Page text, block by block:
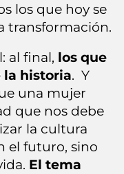
los que hoy se
transformación.
al final, los que
la historia. Y
una mujer
que nos debe
la cultura
el futuro, sino
El tema